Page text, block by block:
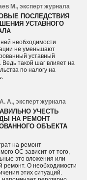
М., эксперт журнала
ПОСЛЕДСТВИЯ
УСТАВНОГО
необходимости
не уменьшают
уставный
Ведь такой шаг влияет на
по налогу на
А., эксперт журнала
УЧЕСТЬ
НА РЕМОНТ
ОБЪЕКТА
на ремонт
ОС зависит от того,
это вложения или
ремонт. О необходимости
этих ситуаций.